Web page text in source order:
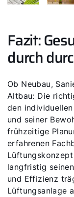
Fazit:
durch
Ob Neubau,
Altbau: Die
den
und seiner
frühzeitige
erfahrenen
langfristig
und Effizienz
Lüftungsanlage